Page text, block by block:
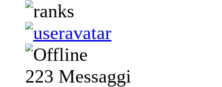
223 Messaggi